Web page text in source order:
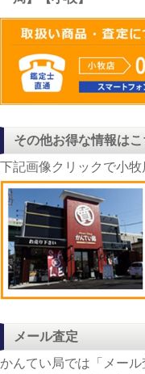
その他お得な情報はこ
下記画像クリックで小
メール査定
かんてい局では「メール